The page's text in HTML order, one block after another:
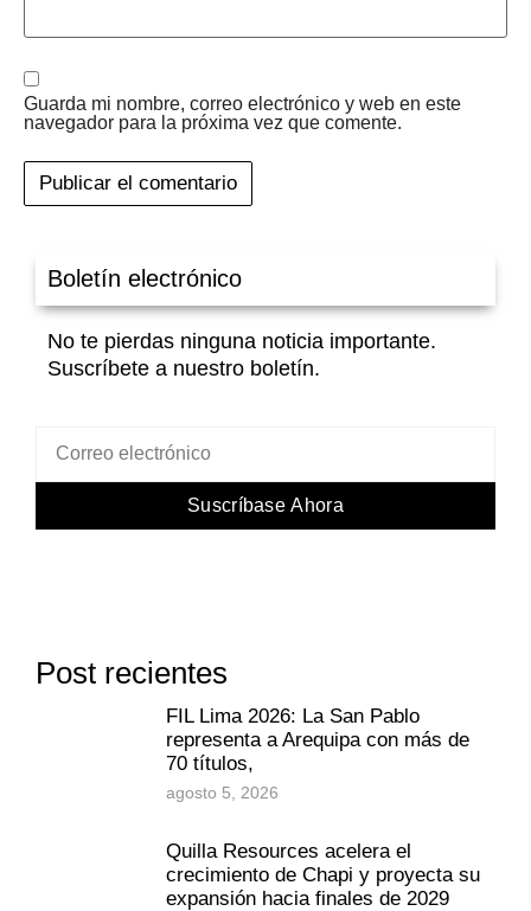
Guarda mi nombre, correo electrónico y web en este
navegador para la próxima vez que comente.
Boletín electrónico
No te pierdas ninguna noticia importante.
Suscríbete a nuestro boletín.
Suscríbase Ahora
Post recientes
FIL Lima 2026: La San Pablo
representa a Arequipa con más de
70 títulos,
agosto 5, 2026
Quilla Resources acelera el
crecimiento de Chapi y proyecta su
expansión hacia finales de 2029